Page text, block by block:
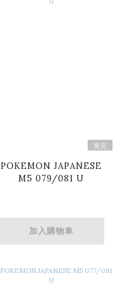
售完
POKEMON JAPANESE
M5 079/081 U
加入購物車